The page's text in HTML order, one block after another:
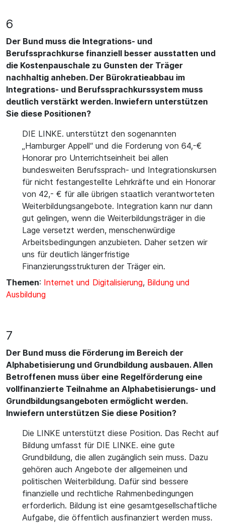
6
Der Bund muss die Integrations- und
Berufssprachkurse finanziell besser ausstatten und
die Kostenpauschale zu Gunsten der Träger
nachhaltig anheben. Der Bürokratieabbau im
Integrations- und Berufssprachkurssystem muss
deutlich verstärkt werden. Inwiefern unterstützen
Sie diese Positionen?
DIE LINKE. unterstützt den sogenannten
„Hamburger Appell“ und die Forderung von 64,-€
Honorar pro Unterrichtseinheit bei allen
bundesweiten Berufssprach- und Integrationskursen
für nicht festangestellte Lehrkräfte und ein Honorar
von 42,- € für alle übrigen staatlich verantworteten
Weiterbildungsangebote. Integration kann nur dann
gut gelingen, wenn die Weiterbildungsträger in die
Lage versetzt werden, menschenwürdige
Arbeitsbedingungen anzubieten. Daher setzen wir
uns für deutlich längerfristige
Finanzierungsstrukturen der Träger ein.
Themen: Internet und Digitalisierung, Bildung und
Ausbildung
7
Der Bund muss die Förderung im Bereich der
Alphabetisierung und Grundbildung ausbauen. Allen
Betroffenen muss über eine Regelförderung eine
vollfinanzierte Teilnahme an Alphabetisierungs- und
Grundbildungsangeboten ermöglicht werden.
Inwiefern unterstützen Sie diese Position?
Die LINKE unterstützt diese Position. Das Recht auf
Bildung umfasst für DIE LINKE. eine gute
Grundbildung, die allen zugänglich sein muss. Dazu
gehören auch Angebote der allgemeinen und
politischen Weiterbildung. Dafür sind bessere
finanzielle und rechtliche Rahmenbedingungen
erforderlich. Bildung ist eine gesamtgesellschaftliche
Aufgabe, die öffentlich ausfinanziert werden muss.